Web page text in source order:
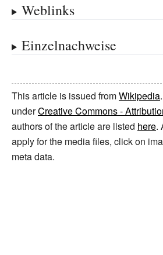
Weblinks
Einzelnachweise
This article is issued fromWikipedia
underCreative Commons -
authors of the article are listed here.
apply for the media files, click on
meta data.